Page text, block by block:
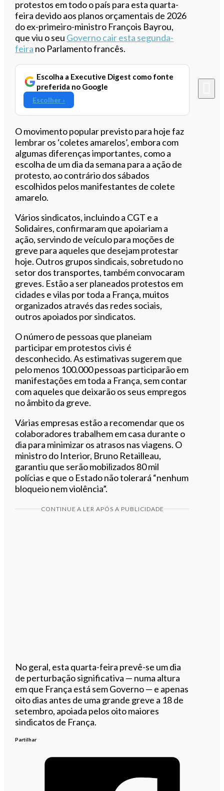
protestos em todo o país para esta quarta-
feira devido aos planos orçamentais de 2026
do ex-primeiro-ministro François Bayrou,
que viu o seu Governo cair esta segunda-
feira no Parlamento francês.
Escolha a Executive Digest como fonte
preferida no Google
Escolher ›
O movimento popular previsto para hoje faz
lembrar os ‘coletes amarelos’, embora com
algumas diferenças importantes, como a
escolha de um dia da semana para a ação de
protesto, ao contrário dos sábados
escolhidos pelos manifestantes de colete
amarelo.
Vários sindicatos, incluindo a CGT e a
Solidaires, confirmaram que apoiariam a
ação, servindo de veículo para moções de
greve para aqueles que desejam protestar
hoje. Outros grupos sindicais, sobretudo no
setor dos transportes, também convocaram
greves. Estão a ser planeados protestos em
cidades e vilas por toda a França, muitos
organizados através das redes sociais,
outros apoiados por sindicatos.
O número de pessoas que planeiam
participar em protestos civis é
desconhecido. As estimativas sugerem que
pelo menos 100.000 pessoas participarão em
manifestações em toda a França, sem contar
com aqueles que deixarão os seus empregos
no âmbito da greve.
Várias empresas estão a recomendar que os
colaboradores trabalhem em casa durante o
dia para minimizar os atrasos nas viagens. O
ministro do Interior, Bruno Retailleau,
garantiu que serão mobilizados 80 mil
polícias e que o Estado não tolerará “nenhum
bloqueio nem violência”.
CONTINUE A LER APÓS A PUBLICIDADE
No geral, esta quarta-feira prevê-se um dia
de perturbação significativa — numa altura
em que França está sem Governo — e apenas
oito dias antes de uma grande greve a 18 de
setembro, apoiada pelos oito maiores
sindicatos de França.
Partilhar